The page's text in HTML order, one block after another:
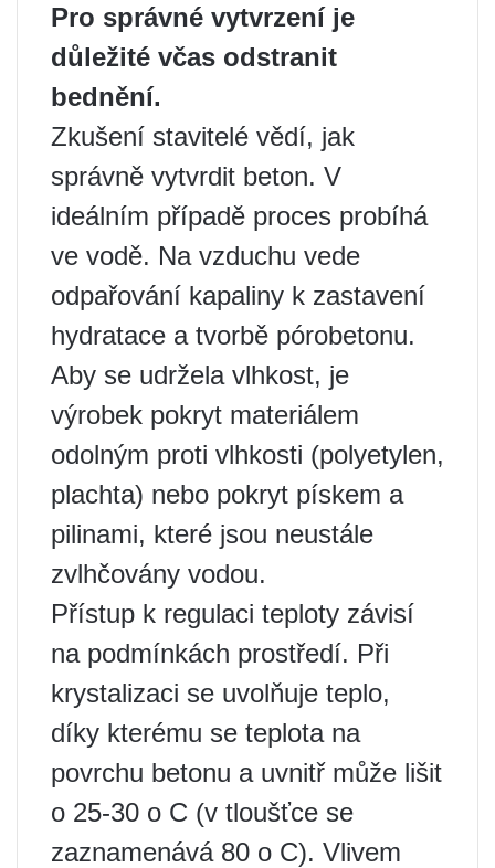
Pro správné vytvrzení je
důležité včas odstranit
bednění.
Zkušení stavitelé vědí, jak
správně vytvrdit beton. V
ideálním případě proces probíhá
ve vodě. Na vzduchu vede
odpařování kapaliny k zastavení
hydratace a tvorbě pórobetonu.
Aby se udržela vlhkost, je
výrobek pokryt materiálem
odolným proti vlhkosti (polyetylen,
plachta) nebo pokryt pískem a
pilinami, které jsou neustále
zvlhčovány vodou.
Přístup k regulaci teploty závisí
na podmínkách prostředí. Při
krystalizaci se uvolňuje teplo,
díky kterému se teplota na
povrchu betonu a uvnitř může lišit
o 25-30 o C (v tloušťce se
zaznamenává 80 o C). Vlivem